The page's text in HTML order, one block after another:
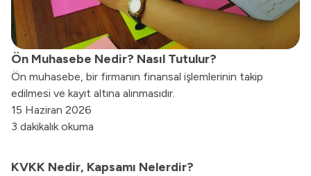
Ön Muhasebe Nedir? Nasıl Tutulur?
Ön muhasebe, bir firmanın finansal işlemlerinin takip
edilmesi ve kayıt altına alınmasıdır.
15 Haziran 2026
3 dakikalık okuma
KVKK Nedir, Kapsamı Nelerdir?